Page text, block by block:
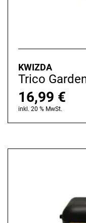
KWIZDA
Trico
16,99 €
inkl. 20 % MwSt.